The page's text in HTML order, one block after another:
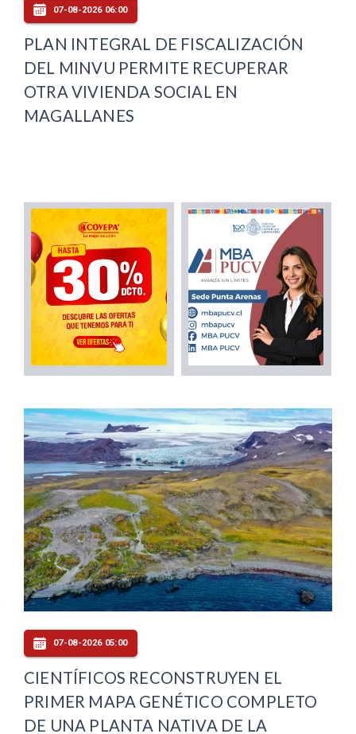
07-08-2026 06:00
PLAN INTEGRAL DE FISCALIZACIÓN
DEL MINVU PERMITE RECUPERAR
OTRA VIVIENDA SOCIAL EN
MAGALLANES
07-08-2026 05:00
CIENTÍFICOS RECONSTRUYEN EL
PRIMER MAPA GENÉTICO COMPLETO
DE UNA PLANTA NATIVA DE LA